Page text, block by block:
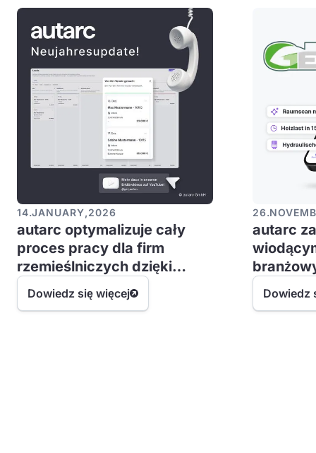
14.JANUARY,2026
autarc optymalizuje cały
proces pracy dla firm
rzemieślniczych dzięki
noworocznej aktualizacji
Dowiedz się więcej
26.
autarc
Dowiedz